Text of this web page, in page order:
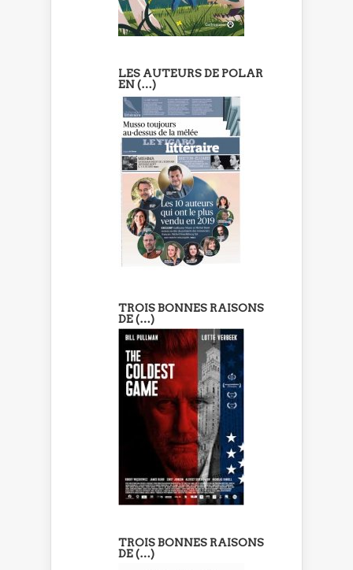
LES AUTEURS DE POLAR
EN (…)
TROIS BONNES RAISONS
DE (…)
TROIS BONNES RAISONS
DE (…)